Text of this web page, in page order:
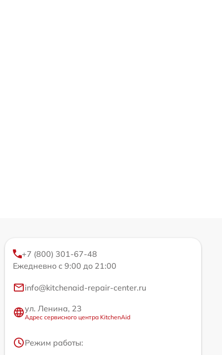
+7 (800) 301-67-48
Ежедневно с 9:00 до 21:00
info@kitchenaid-repair-center.ru
ул. Ленина, 23
Адрес сервисного центра KitchenAid
Режим работы: